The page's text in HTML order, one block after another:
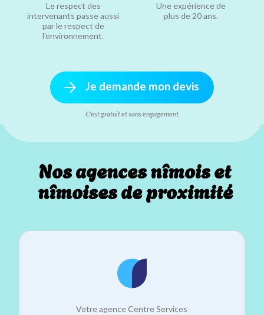
Le respect des
intervenants passe aussi
par le respect de
l'environnement.
Une expérience de
plus de 20 ans.
Je demande mon devis
C'est gratuit et sans engagement
Nos agences nîmois et
nîmoises de proximité
Votre agence Centre Services